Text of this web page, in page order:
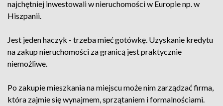
najchętniej inwestowali w nieruchomości w Europie np. w
Hiszpanii.
Jest jeden haczyk - trzeba mieć gotówkę. Uzyskanie kredytu
na zakup nieruchomości za granicą jest praktycznie
niemożliwe.
Po zakupie mieszkania na miejscu może nim zarządzać firma,
która zajmie się wynajmem, sprzątaniem i formalnościami.